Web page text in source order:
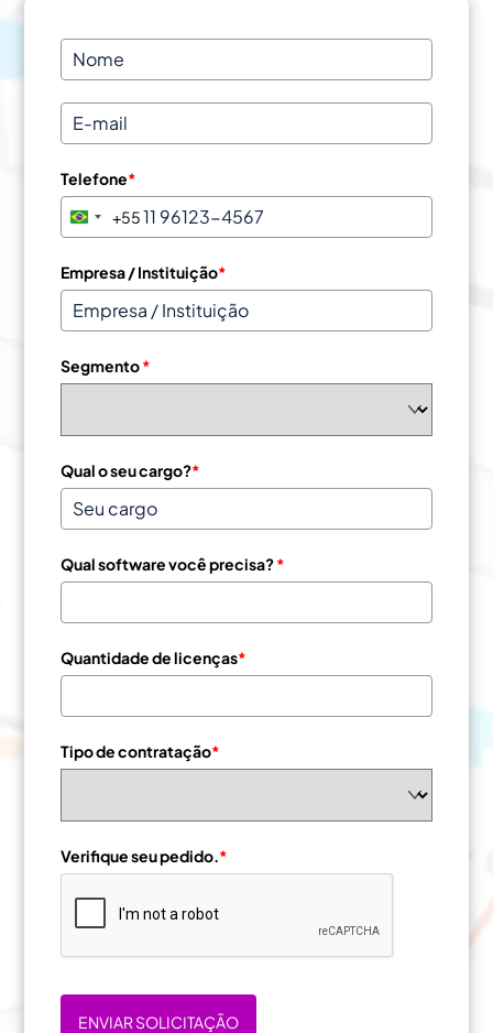
Telefone*
B
a
z
i
+
+55
Empresa / Instituição*
Segmento*
Qual o seu cargo?*
Qual software você precisa?*
Quantidade de licenças*
Tipo de contratação*
Verifique seu pedido. *
ENVIAR SOLICITAÇÃO